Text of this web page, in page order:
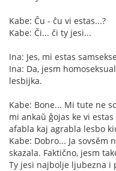
Kabe: Ĉu - ĉu vi estas...?
Kabe: Či... či ty jesi...
Ina: Jes, mi estas
Ina: Da, jesm
lesbijka.
Kabe: Bone... Mi tute ne
mi ankaŭ ĝojas ke vi
afabla kaj agrabla lesbo
Kabe: Dobro... Ja sovsěm
skazala. Faktično, jesm
Ty jesi najbolje ljubezna i